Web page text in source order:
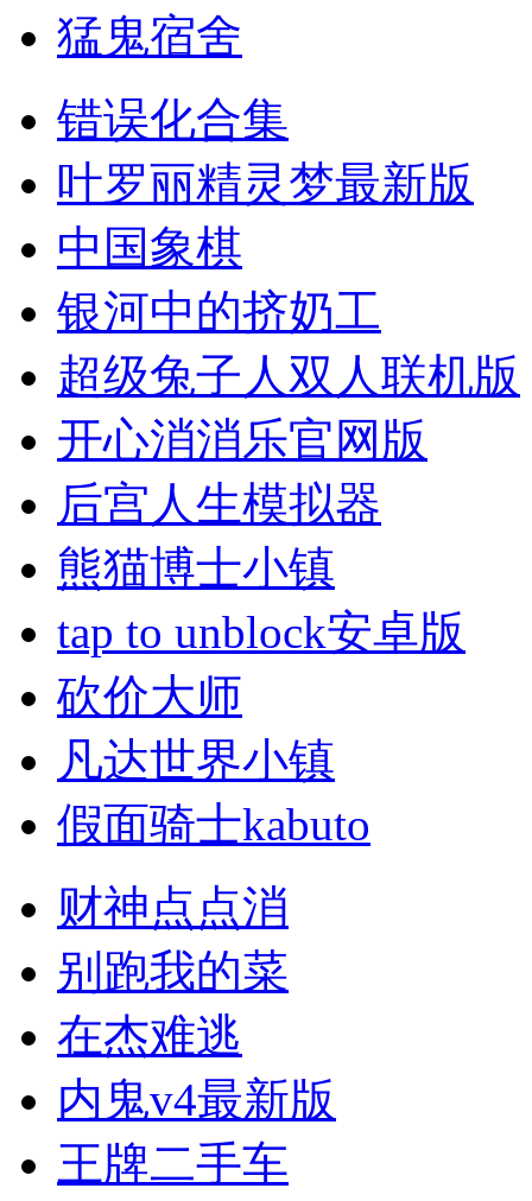
猛鬼宿舍
错误化合集
叶罗丽精灵梦最新版
中国象棋
银河中的挤奶工
超级兔子人双人联机版
开心消消乐官网版
后宫人生模拟器
熊猫博士小镇
tap to unblock安卓版
砍价大师
凡达世界小镇
假面骑士kabuto
财神点点消
别跑我的菜
在杰难逃
内鬼v4最新版
王牌二手车